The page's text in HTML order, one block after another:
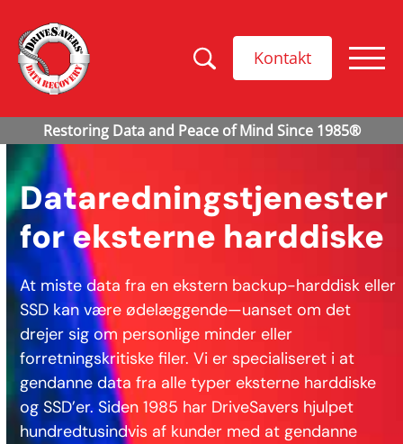
Kontakt
Dataredningstjenester
for eksterne harddiske
At miste data fra en ekstern backup-harddisk eller
SSD kan være ødelæggende—uanset om det
drejer sig om personlige minder eller
forretningskritiske filer. Vi er specialiseret i at
gendanne data fra alle typer eksterne harddiske
og SSD’er. Siden 1985 har DriveSavers hjulpet
hundredtusindvis af kunder med at gendanne